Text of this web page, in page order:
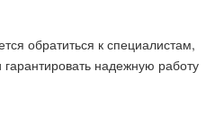
обратиться к специалистам,
гарантировать надежную работу